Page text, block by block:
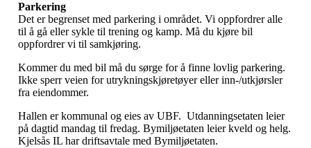
Parkering
Det er begrenset med parkering i området. Vi oppfordrer alle
til å gå eller sykle til trening og kamp. Må du kjøre bil
oppfordrer vi til samkjøring.
Kommer du med bil må du sørge for å finne lovlig parkering.
Ikke sperr veien for utrykningskjøretøyer eller inn-/utkjørsler
fra eiendommer.
Hallen er kommunal og eies av UBF. Utdanningsetaten leier
på dagtid mandag til fredag. Bymiljøetaten leier kveld og helg.
Kjelsås IL har driftsavtale med Bymiljøetaten.